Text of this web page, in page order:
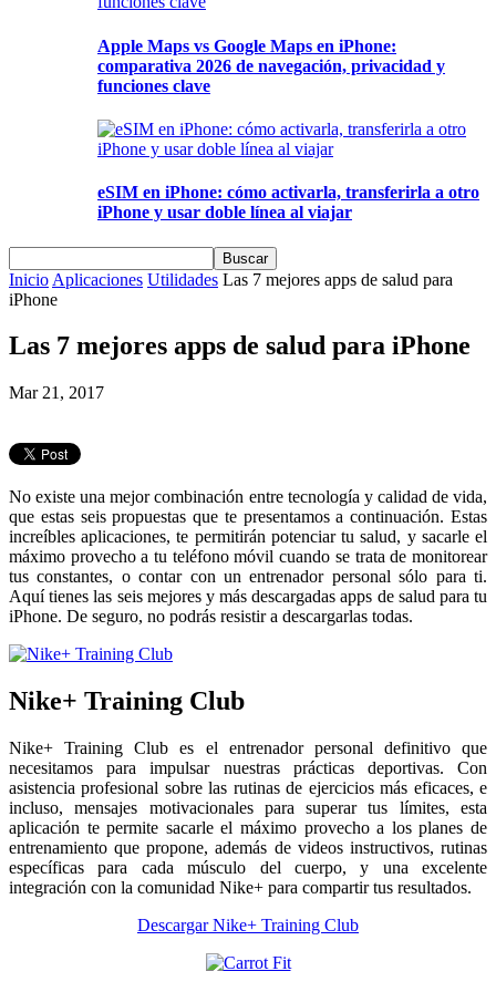
Apple Maps vs Google Maps en iPhone:
comparativa 2026 de navegación, privacidad y
funciones clave
eSIM en iPhone: cómo activarla, transferirla a otro
iPhone y usar doble línea al viajar
Inicio Aplicaciones Utilidades Las 7 mejores apps de salud para
iPhone
Las 7 mejores apps de salud para iPhone
Mar 21, 2017
No existe una mejor combinación entre tecnología y calidad de vida,
que estas seis propuestas que te presentamos a continuación. Estas
increíbles aplicaciones, te permitirán potenciar tu salud, y sacarle el
máximo provecho a tu teléfono móvil cuando se trata de monitorear
tus constantes, o contar con un entrenador personal sólo para ti.
Aquí tienes las seis mejores y más descargadas apps de salud para tu
iPhone. De seguro, no podrás resistir a descargarlas todas.
Nike+ Training Club
Nike+ Training Club es el entrenador personal definitivo que
necesitamos para impulsar nuestras prácticas deportivas. Con
asistencia profesional sobre las rutinas de ejercicios más eficaces, e
incluso, mensajes motivacionales para superar tus límites, esta
aplicación te permite sacarle el máximo provecho a los planes de
entrenamiento que propone, además de videos instructivos, rutinas
específicas para cada músculo del cuerpo, y una excelente
integración con la comunidad Nike+ para compartir tus resultados.
Descargar Nike+ Training Club